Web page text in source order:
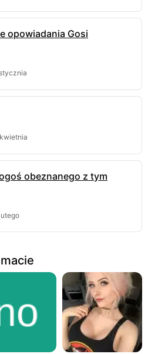
opowiadania Gosi
obeznanego z tym